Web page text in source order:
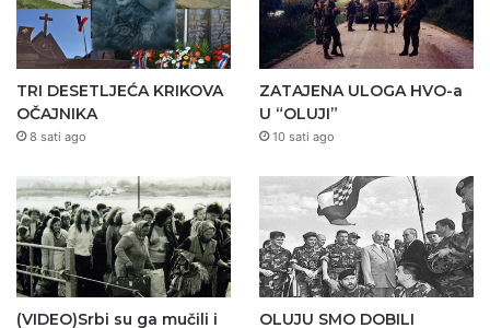
TRI DESETLJEĆA KRIKOVA
OČAJNIKA
8 sati ago
ZATAJENA ULOGA HVO-a
U “OLUJI”
10 sati ago
(VIDEO)Srbi su ga mučili i
OLUJU SMO DOBILI